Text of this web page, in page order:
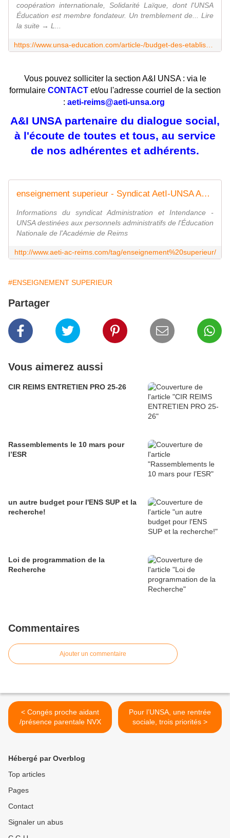
coopération internationale, Solidarité Laïque, dont l'UNSA
Éducation est membre fondateur. Un tremblement de... Lire
la suite → L...
Vous pouvez solliciter la section A&I UNSA : via le
formulaire CONTACT et/ou l'adresse courriel de la section
: aeti-reims@aeti-unsa.org
A&I UNSA partenaire du dialogue social,
à l'écoute de toutes et tous, au service
de nos adhérentes et adhérents.
enseignement superieur - Syndicat AetI-UNSA Académie Reims
Informations du syndicat Administration et Intendance -
UNSA destinées aux personnels administratifs de l'Éducation
Nationale de l'Académie de Reims
http://www.aeti-ac-reims.com/tag/enseignement%20superieur/
#ENSEIGNEMENT SUPERIEUR
Partager
Vous aimerez aussi
CIR REIMS ENTRETIEN PRO 25-26
Rassemblements le 10 mars pour
l’ESR
un autre budget pour l'ENS SUP et la
recherche!
Loi de programmation de la
Recherche
Commentaires
Ajouter un commentaire
< Congés proche aidant
/présence parentale NVX
Pour l’UNSA, une rentrée
sociale, trois priorités >
Hébergé par Overblog
Top articles
Pages
Contact
Signaler un abus